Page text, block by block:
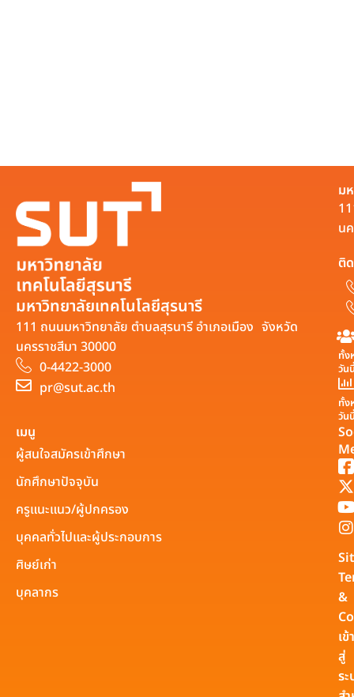
มหาวิทยาลัยเทคโนโลยีสุรนารี
111 ถนนมหาวิทยาลัย ตำบลสุรนารี อำเภอเมือง จังหวัด
นครราชสีมา 30000
0-4422-3000
pr@sut.ac.th
ม
น
ติ
ทั้ง
วัน
ทั้ง
วัน
เมนู
ผู้สนใจสมัครเข้าศึกษา
นักศึกษาปัจจุบัน
ครูแนะแนว/ผู้ปกครอง
บุคคลทั่วไปและผู้ประกอบการ
ศิษย์เก่า
บุคลากร
&
เข้า
สู่
ร